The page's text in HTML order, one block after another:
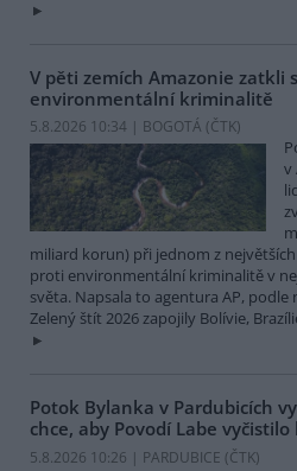
V pěti zemích Amazonie zatkli
environmentální kriminalitě
5.8.2026 10:34 | BOGOTÁ (ČTK)
v
miliard korun) při jednom z
proti environmentální kriminalitě v
světa. Napsala to agentura AP, podle
Zelený štít 2026 zapojily Bolívie,
Potok Bylanka v Pardubicích
chce, aby Povodí Labe
5.8.2026 10:26 | PARDUBICE (ČTK)